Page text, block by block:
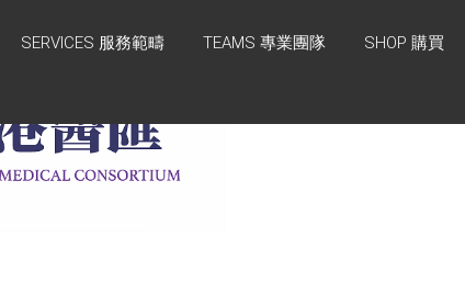
SERVICES 服務範疇 TEAMS 專業團隊 SHOP 購買